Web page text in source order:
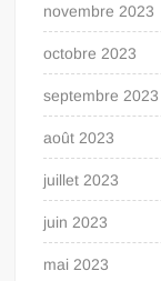
novembre 2023
octobre 2023
septembre 2023
août 2023
juillet 2023
juin 2023
mai 2023